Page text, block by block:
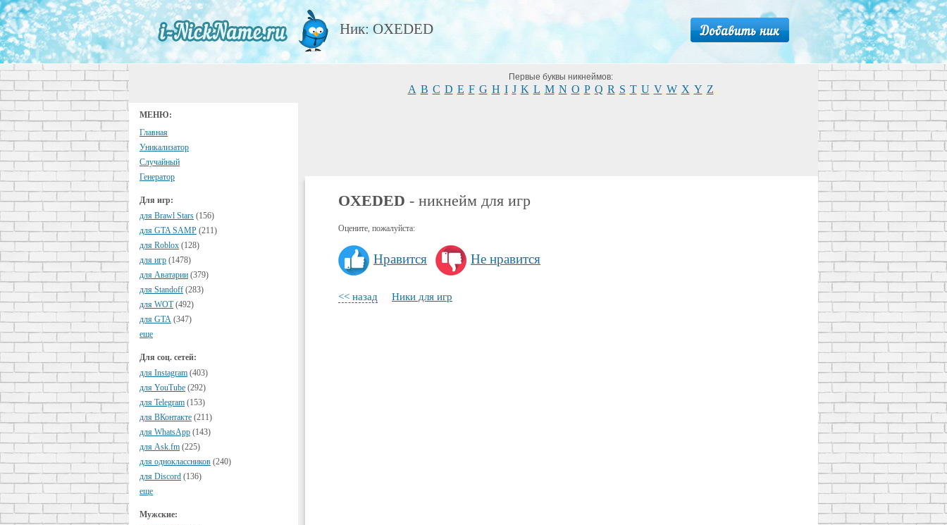
Ник: OXEDED
МЕНЮ:
Главная
Уникализатор
Случайный
Генератор
Для игр:
для Brawl Stars (156)
для GTA SAMP (211)
для Roblox (128)
для игр (1478)
для Аватарии (379)
для Standoff (283)
для WOT (492)
для GTA (347)
еще
Для соц. сетей:
для Instagram (403)
для YouTube (292)
для Telegram (153)
для ВКонтакте (211)
для WhatsApp (143)
для Ask.fm (225)
для одноклассников (240)
для Discord (136)
еще
Мужские:
Первые буквы никнеймов:
A B C D E F G H I J K L M N O P Q R S T U V W X Y Z
OXEDED - никнейм для игр
Оцените, пожалуйста:
Нравится Не нравится
<< назад Ники для игр